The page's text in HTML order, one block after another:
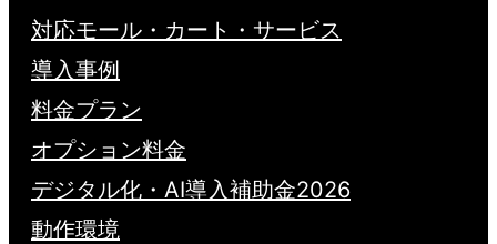
対応モール・カート・サービス
導入事例
料金プラン
オプション料金
デジタル化・AI導入補助金2026
動作環境